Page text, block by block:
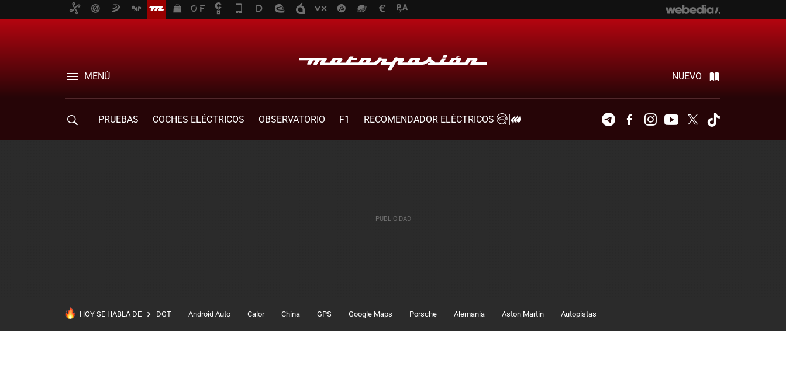
MENÚ NUEVO
PRUEBAS COCHES ELÉCTRICOS OBSERVATORIO F1
RECOMENDADOR ELÉCTRICOS
TelegramFacebookInstagramYoutubeTwitter
HOY SE HABLA DE DGT Android Auto Calor China GPS Google Maps Porsche Alemania Aston Martin Autopistas